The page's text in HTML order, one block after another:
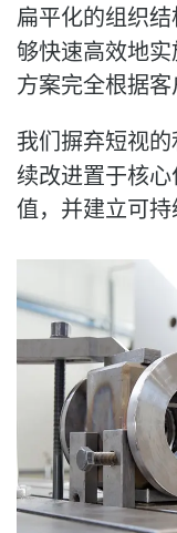
扁平化的组织
够快速高效地实
方案完全根据客
我们摒弃短视
续改进置于核
值，并建立可持